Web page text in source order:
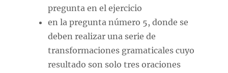
pregunta en el ejercicio
en la pregunta número 5, donde se
deben realizar una serie de
transformaciones gramaticales cuyo
resultado son solo tres oraciones